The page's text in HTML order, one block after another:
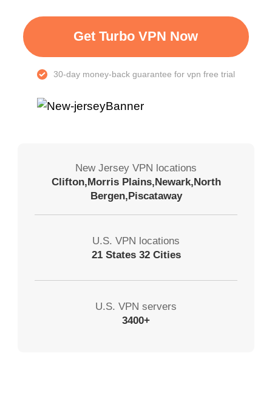
Get Turbo VPN Now
30-day money-back guarantee for vpn free trial
New Jersey VPN locations
Clifton,Morris Plains,Newark,North
Bergen,Piscataway
U.S. VPN locations
21 States 32 Cities
U.S. VPN servers
3400+